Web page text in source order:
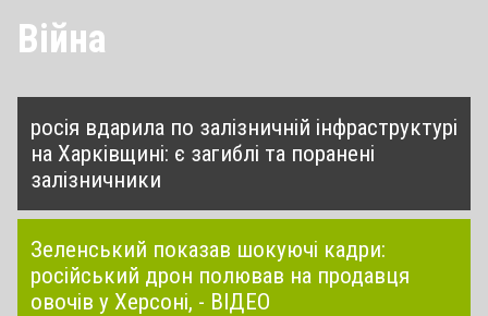
Війна
росія вдарила по залізничній інфраструктурі
на Харківщині: є загиблі та поранені
залізничники
Зеленський показав шокуючі кадри:
російський дрон полював на продавця
овочів у Херсоні, - ВІДЕО